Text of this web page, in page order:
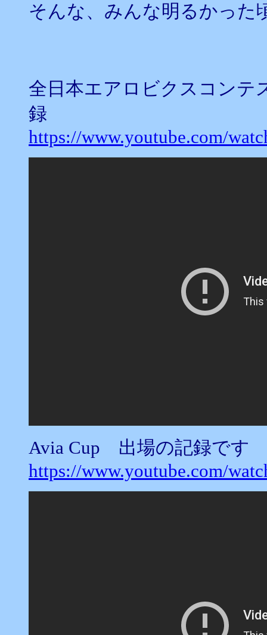
そんな、みんな明るかった
全日本エアロビクスコン
録
https://www.youtube.com/
Avia Cup 出場の記録です
https://www.youtube.com/